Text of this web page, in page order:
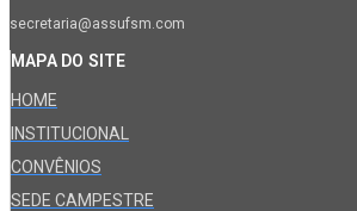
secretaria@assufsm.com
MAPA DO SITE
HOME
INSTITUCIONAL
CONVÊNIOS
SEDE CAMPESTRE